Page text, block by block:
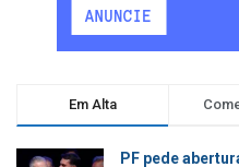
Em Alta
PF pede